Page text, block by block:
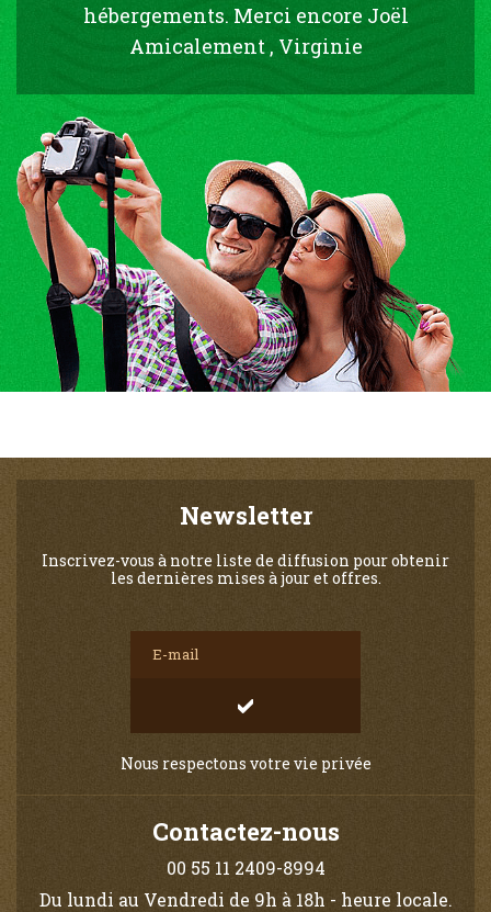
hébergements. Merci encore Joël
Amicalement , Virginie
Newsletter
Inscrivez-vous à notre liste de diffusion pour obtenir
les dernières mises à jour et offres.
Nous respectons votre vie privée
Contactez-nous
00 55 11 2409-8994
Du lundi au Vendredi de 9h à 18h - heure locale.